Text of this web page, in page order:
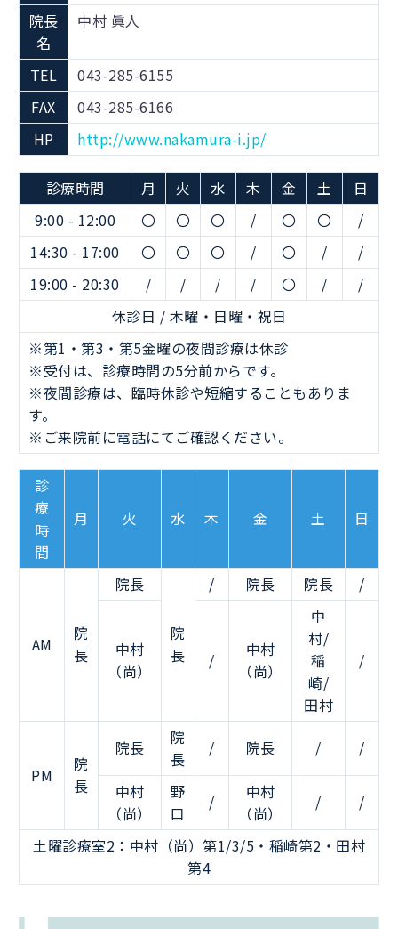
院長
名
中村 眞人
TEL
043-285-6155
FAX
043-285-6166
HP
http://www.nakamura-i.jp/
診療時間 月 火 水 木 金 土
日
9:00 - 12:00
〇 〇 〇 / 〇 〇
/
14:30 - 17:00
〇 〇 〇 / 〇 /
/
19:00 - 20:30
/ / / / 〇 /
/
休診日 / 木曜・日曜・祝日
※第1・第3・第5金曜の夜間診療は休診
※受付は、診療時間の5分前からです。
※夜間診療は、臨時休診や短縮することもありま
す。
※ご来院前に電話にてご確認ください。
診
療
時
間
月 火 水 木 金 土 日
AM
院
長
院長
院
長
/ 院長 院長 /
中村
（尚）
/
中村
（尚）
中
村/
稲
崎/
田村
/
PM
院
長
院長
院
長
/ 院長 / /
中村
（尚）
野
口
/
中村
（尚）
/ /
土曜診療室2：中村（尚）第1/3/5・稲崎第2・田村
第4